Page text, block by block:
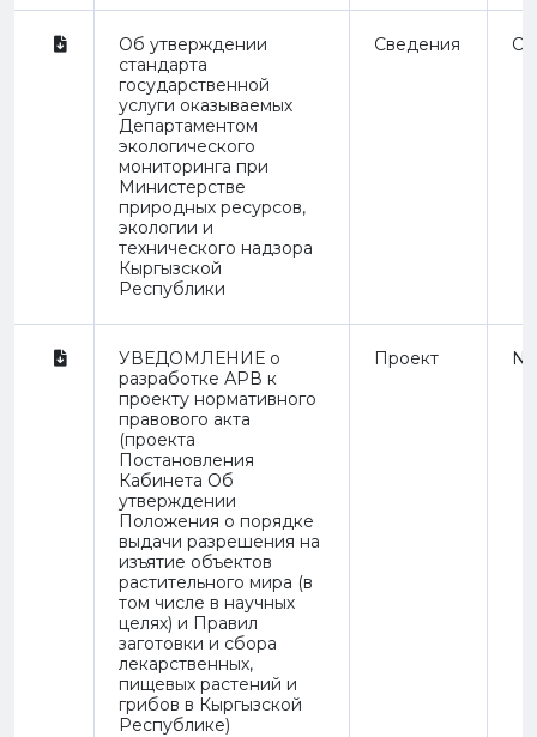
Об утверждении
стандарта
государственной
услуги оказываемых
Департаментом
экологического
мониторинга при
Министерстве
природных ресурсов,
экологии и
технического надзора
Кыргызской
Республики
Сведения
УВЕДОМЛЕНИЕ о
разработке АРВ к
проекту нормативного
правового акта
(проекта
Постановления
Кабинета Об
утверждении
Положения о порядке
выдачи разрешения на
изъятие объектов
растительного мира (в
том числе в научных
целях) и Правил
заготовки и сбора
лекарственных,
пищевых растений и
грибов в Кыргызской
Республике)
Проект